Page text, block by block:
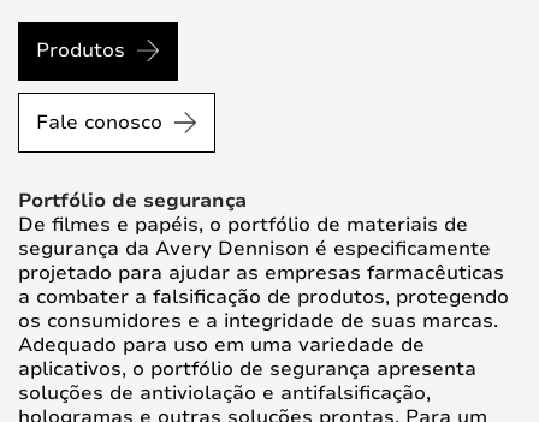
Produtos
Fale conosco
Portfólio de segurança
De filmes e papéis, o portfólio de materiais de
segurança da Avery Dennison é especificamente
projetado para ajudar as empresas farmacêuticas
a combater a falsificação de produtos, protegendo
os consumidores e a integridade de suas marcas.
Adequado para uso em uma variedade de
aplicativos, o portfólio de segurança apresenta
soluções de antiviolação e antifalsificação,